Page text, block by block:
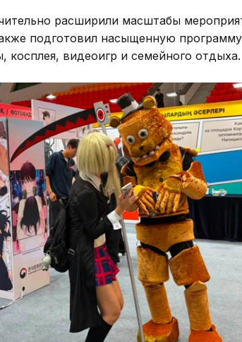
расширили масштабы
подготовил насыщенную программу
косплея, видеоигр и семейного отдыха.